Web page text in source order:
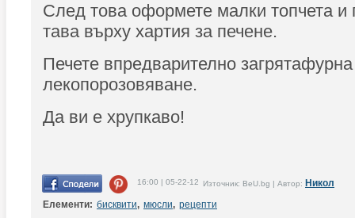
След това оформете малки топчета и
тава върху хартия за печене.
Печете впредварително
лекопорозовяване.
Да ви е хрупкаво!
16:00 | 05-22-12 Източник: BeU.bg | Автор: Никол
Елементи: бисквити, мюсли, рецепти